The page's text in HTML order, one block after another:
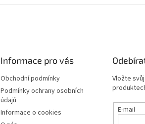
Informace pro vás
Obchodní podmínky
Podmínky ochrany osobních
údajů
Informace o cookies
Vložte
E-mail